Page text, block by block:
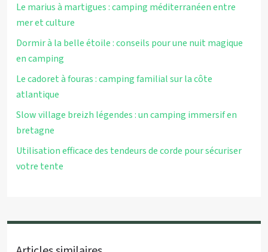
Le marius à martigues : camping méditerranéen entre
mer et culture
Dormir à la belle étoile : conseils pour une nuit magique
en camping
Le cadoret à fouras : camping familial sur la côte
atlantique
Slow village breizh légendes : un camping immersif en
bretagne
Utilisation efficace des tendeurs de corde pour sécuriser
votre tente